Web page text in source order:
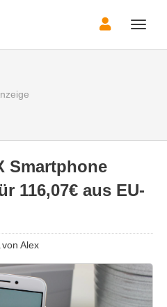
Toggle
Smartphone
116,07€ aus EU-
von Alex